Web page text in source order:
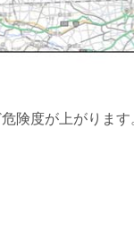
険度が上がります